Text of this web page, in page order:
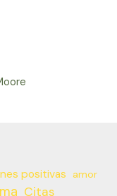
positivas
amor
Citas